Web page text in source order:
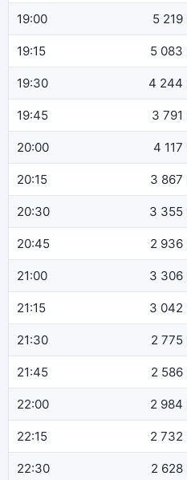
19:00 5 219
19:15 5 083
19:30 4 244
19:45 3 791
20:00 4 117
20:15 3 867
20:30 3 355
20:45 2 936
21:00 3 306
21:15 3 042
21:30 2 775
21:45 2 586
22:00 2 984
22:15 2 732
22:30 2 628